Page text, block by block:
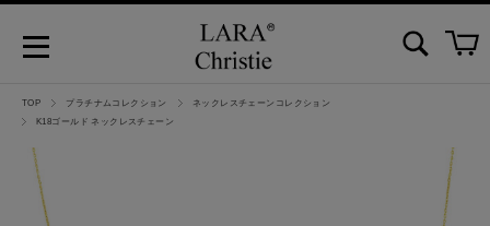
TOP プラチナムコレクション
ネックレスチェーンコレクション
K18ゴールド ネックレスチェーン